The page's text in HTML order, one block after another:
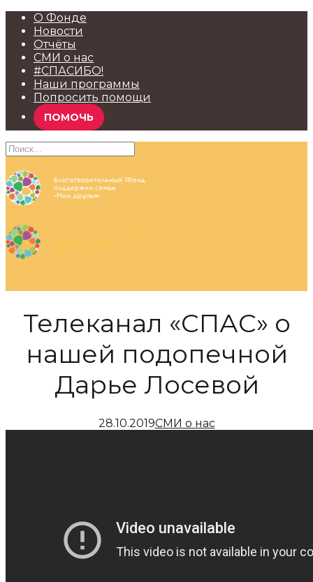
О Фонде
Новости
Отчёты
СМИ о нас
#СПАСИБО!
Наши программы
Попросить помощи
ПОМОЧЬ
Телеканал «СПАС» о
нашей подопечной
Дарье Лосевой
28.10.2019СМИ о нас